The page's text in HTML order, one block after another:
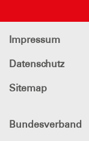
Impressum
Datenschutz
Sitemap
Bundesverband